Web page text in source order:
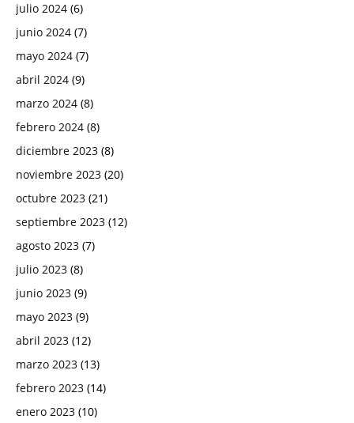
julio 2024 (6)
junio 2024 (7)
mayo 2024 (7)
abril 2024 (9)
marzo 2024 (8)
febrero 2024 (8)
diciembre 2023 (8)
noviembre 2023 (20)
octubre 2023 (21)
septiembre 2023 (12)
agosto 2023 (7)
julio 2023 (8)
junio 2023 (9)
mayo 2023 (9)
abril 2023 (12)
marzo 2023 (13)
febrero 2023 (14)
enero 2023 (10)